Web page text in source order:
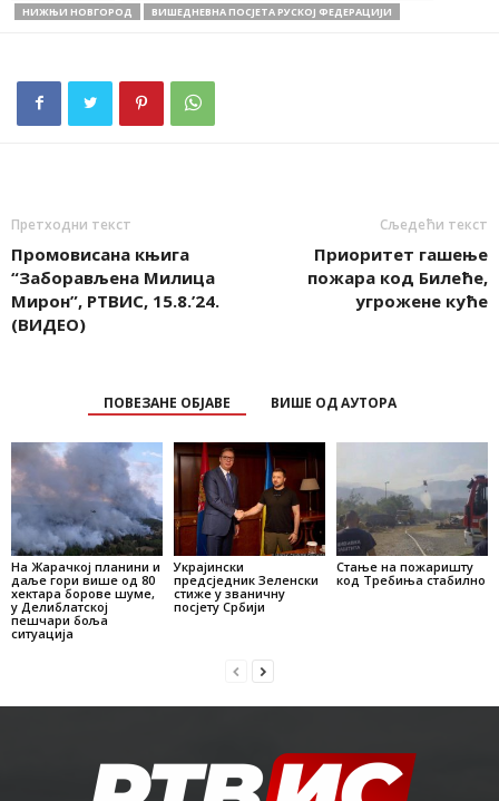
НИЖЊИ НОВГОРОД
ВИШЕДНЕВНА ПОСЈЕТА РУСКОЈ ФЕДЕРАЦИЈИ
Претходни текст
Промовисана књига
“Заборављена Милица
Мирон”, РТВИС, 15.8.’24.
(ВИДЕО)
Сљедећи текст
Приоритет гашење
пожара код Билеће,
угрожене куће
ПОВЕЗАНЕ ОБЈАВЕ ВИШЕ ОД АУТОРА
На Жарачкој планини и
даље гори више од 80
хектара борове шуме,
у Делиблатској
пешчари боља
ситуација
Украјински
предсједник Зеленски
стиже у званичну
посјету Србији
Стање на пожаришту
код Требиња стабилно